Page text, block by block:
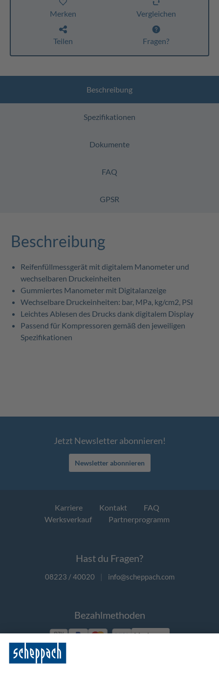
Merken Vergleichen
Teilen Fragen?
Beschreibung
Spezifikationen
Dokumente
FAQ
GPSR
Beschreibung
Reifenfüllmessgerät mit digitalem Manometer und
wechselbaren Druckeinheiten
Gummiertes Manometer mit Digitalanzeige
Wechselbare Druckeinheiten: bar, MPa, kg/cm2, PSI
Leichtes Ablesen des Drucks dank digitalem Display
Passend für Kompressoren gemäß den jeweiligen
Spezifikationen
Jetzt Newsletter abonnieren!
Newsletter abonnieren
Karriere Kontakt
FAQ
Werksverkauf
Partnerprogramm
Hast du Fragen?
08223 / 40020 | info@scheppach.com
Bezahlmethoden
Vorkasse